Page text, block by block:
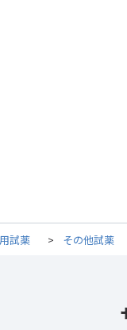
試薬 > その他試薬